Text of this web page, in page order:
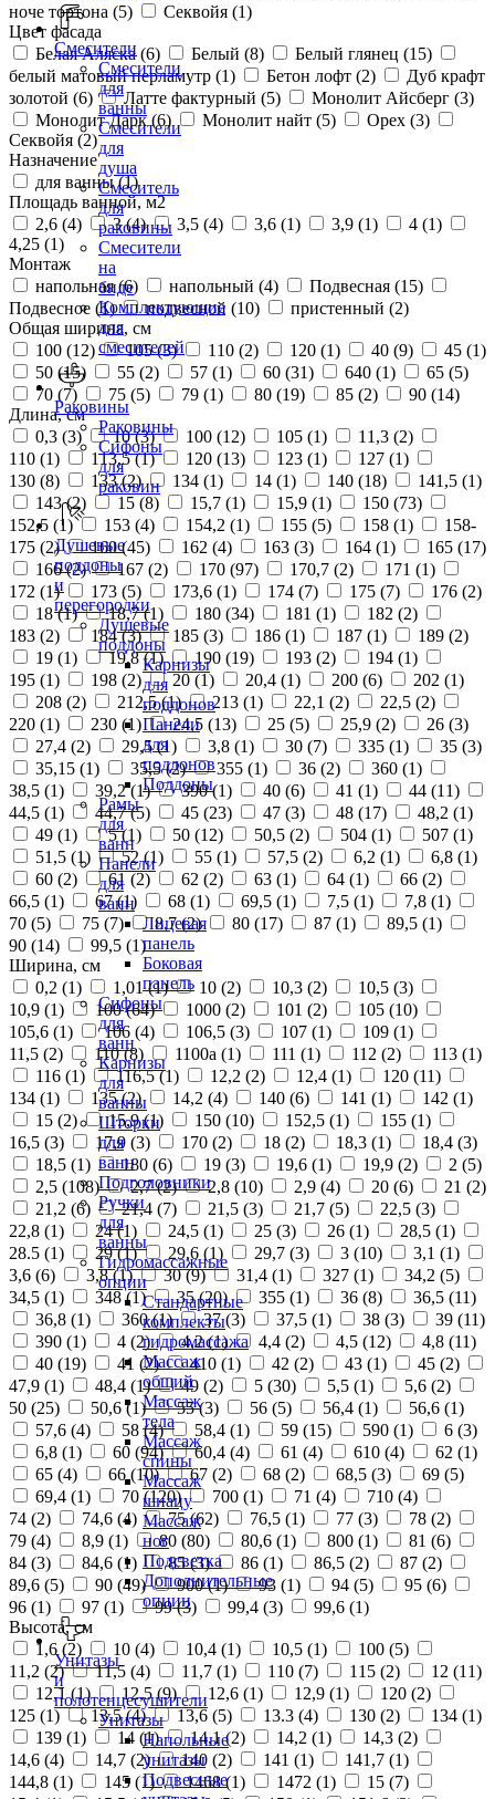
Смесители
Смесители
для
ванны
Смесители
для
душа
Смеситель
для
раковины
Смесители
на
биде
Комплектующие
для
смесителей
Раковины
Раковины
Сифоны
для
раковин
Душевые
поддоны
и
перегородки
Душевые
поддоны
Карнизы
для
поддонов
Панели
для
поддонов
Поддоны
Рамы
для
ванн
Панели
для
ванн
Лицевая
панель
Боковая
панель
Сифоны
для
ванн
Карнизы
для
ванны
Шторки
для
ванн
Подголовники
Ручки
для
ванны
Гидромассажные
опции
Стандартные
комплекты
гидромассажа
Массаж
общий
Массаж
тела
Массаж
спины
Массаж
шиацу
Массаж
ног
Подсветка
Дополнительные
опции
Унитазы
и
полотенцесушители
Унитазы
Напольные
унитазы
Подвесные
ноче тортона (5) Секвойя (1)
Цвет фасада
Белая Аляска (6) Белый (8) Белый глянец (15)
белый матовый перламутр (1) Бетон лофт (2)
Дуб крафт
золотой (6) Латте фактурный (5) Монолит Айсберг (3)
Монолит Дарк (6) Монолит найт (5) Орех (3)
Секвойя (2)
Назначение
для ванны (1)
Площадь ванной, м2
2,6 (4) 3 (4) 3,5 (4) 3,6 (1) 3,9 (1) 4 (1)
4,25 (1)
Монтаж
напольная (6) напольный (4) Подвесная (15)
Подвесное (1) подвесной (10) пристенный (2)
Общая ширина, см
100 (12) 105 (3) 110 (2) 120 (1) 40 (9) 45 (1)
50 (15) 55 (2) 57 (1) 60 (31) 640 (1) 65 (5)
70 (7) 75 (5) 79 (1) 80 (19) 85 (2) 90 (14)
Длина, см
0,3 (3) 10 (3) 100 (12) 105 (1) 11,3 (2)
110 (1) 113,5 (1) 120 (13) 123 (1) 127 (1)
130 (8) 133 (2) 134 (1) 14 (1) 140 (18) 141,5 (1)
143 (2) 15 (8) 15,7 (1) 15,9 (1) 150 (73)
152,5 (1) 153 (4) 154,2 (1) 155 (5) 158 (1)
158-
175 (2) 160 (45) 162 (4) 163 (3) 164 (1) 165 (17)
166 (2) 167 (2) 170 (97) 170,7 (2) 171 (1)
172 (1) 173 (5) 173,6 (1) 174 (7) 175 (7) 176 (2)
18 (1) 18,7 (1) 180 (34) 181 (1) 182 (2)
183 (2) 184 (3) 185 (3) 186 (1) 187 (1) 189 (2)
19 (1) 19,8 (1) 190 (19) 193 (2) 194 (1)
195 (1) 198 (2) 20 (1) 20,4 (1) 200 (6) 202 (1)
208 (2) 212,5 (1) 213 (1) 22,1 (2) 22,5 (2)
220 (1) 230 (1) 24,5 (13) 25 (5) 25,9 (2) 26 (3)
27,4 (2) 29,5 (1) 3,8 (1) 30 (7) 335 (1) 35 (3)
35,15 (1) 35,5 (2) 355 (1) 36 (2) 360 (1)
38,5 (1) 39,2 (1) 390 (1) 40 (6) 41 (1) 44 (11)
44,5 (1) 44,7 (5) 45 (23) 47 (3) 48 (17) 48,2 (1)
49 (1) 5 (1) 50 (12) 50,5 (2) 504 (1) 507 (1)
51,5 (1) 52 (1) 55 (1) 57,5 (2) 6,2 (1) 6,8 (1)
60 (2) 61 (2) 62 (2) 63 (1) 64 (1) 66 (2)
66,5 (1) 67 (1) 68 (1) 69,5 (1) 7,5 (1) 7,8 (1)
70 (5) 75 (7) 8,7 (2) 80 (17) 87 (1) 89,5 (1)
90 (14) 99,5 (1)
Ширина, см
0,2 (1) 1,01 (1) 10 (2) 10,3 (2) 10,5 (3)
10,9 (1) 100 (64) 1000 (2) 101 (2) 105 (10)
105,6 (1) 106 (4) 106,5 (3) 107 (1) 109 (1)
11,5 (2) 110 (8) 1100а (1) 111 (1) 112 (2) 113 (1)
116 (1) 116,5 (1) 12,2 (2) 12,4 (1) 120 (11)
134 (1) 135 (2) 14,2 (4) 140 (6) 141 (1) 142 (1)
15 (2) 15,9 (1) 150 (10) 152,5 (1) 155 (1)
16,5 (3) 17,9 (3) 170 (2) 18 (2) 18,3 (1) 18,4 (3)
18,5 (1) 180 (6) 19 (3) 19,6 (1) 19,9 (2) 2 (5)
2,5 (108) 2,7 (2) 2,8 (10) 2,9 (4) 20 (6) 21 (2)
21,2 (6) 21,4 (7) 21,5 (3) 21,7 (5) 22,5 (3)
22,8 (1) 24 (1) 24,5 (1) 25 (3) 26 (1) 28,5 (1)
28.5 (1) 29 (1) 29,6 (1) 29,7 (3) 3 (10) 3,1 (1)
3,6 (6) 3,8 (1) 30 (9) 31,4 (1) 327 (1) 34,2 (5)
34,5 (1) 348 (1) 35 (20) 355 (1) 36 (8) 36,5 (11)
36,8 (1) 360 (1) 37 (3) 37,5 (1) 38 (3) 39 (11)
390 (1) 4 (2) 4,2 (1) 4,4 (2) 4,5 (12) 4,8 (11)
40 (19) 41 (2) 410 (1) 42 (2) 43 (1) 45 (2)
47,9 (1) 48,4 (1) 49 (2) 5 (30) 5,5 (1) 5,6 (2)
50 (25) 50,6 (1) 55 (3) 56 (5) 56,4 (1) 56,6 (1)
57,6 (4) 58 (4) 58,4 (1) 59 (15) 590 (1) 6 (3)
6,8 (1) 60 (94) 60,4 (4) 61 (4) 610 (4) 62 (1)
65 (4) 66 (10) 67 (2) 68 (2) 68,5 (3) 69 (5)
69,4 (1) 70 (120) 700 (1) 71 (4) 710 (4)
74 (2) 74,6 (4) 75 (62) 76,5 (1) 77 (3) 78 (2)
79 (4) 8,9 (1) 80 (80) 80,6 (1) 800 (1) 81 (6)
84 (3) 84,6 (1) 85 (3) 86 (1) 86,5 (2) 87 (2)
89,6 (5) 90 (49) 900 (1) 93 (1) 94 (5) 95 (6)
96 (1) 97 (1) 99 (3) 99,4 (3) 99,6 (1)
Высота, см
1,6 (2) 10 (4) 10,4 (1) 10,5 (1) 100 (5)
11,2 (2) 11,5 (4) 11,7 (1) 110 (7) 115 (2) 12 (11)
12,1 (1) 12,5 (9) 12,6 (1) 12,9 (1) 120 (2)
125 (1) 13,5 (4) 13,6 (5) 13.3 (4) 130 (2) 134 (1)
139 (1) 14 (1) 14,1 (2) 14,2 (1) 14,3 (2)
14,6 (4) 14,7 (2) 140 (2) 141 (1) 141,7 (1)
144,8 (1) 145 (1) 1468 (1) 1472 (1) 15 (7)